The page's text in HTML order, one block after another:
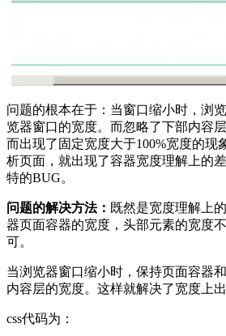
问题的根本在于：当窗口缩小时，浏
览器窗口的宽度。而忽略了下部内容
而出现了固定宽度大于100%宽度的现
析页面，就出现了容器宽度理解上的
特的BUG。
问题的解决方法： 既然是宽度理解上
器页面容器的宽度，头部元素的宽度
可。
当浏览器窗口缩小时，保持页面容器
内容层的宽度。这样就解决了宽度上出
css代码为：